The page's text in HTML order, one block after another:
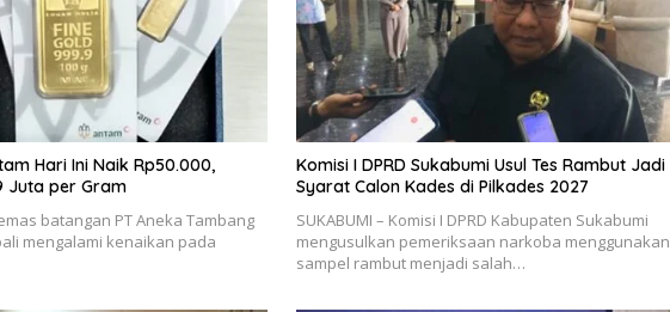
Hari Ini Naik Rp50.000,
Juta per Gram
emas batangan PT Aneka Tambang
mengalami kenaikan pada
Komisi I DPRD Sukabumi Usul Tes Rambut Jadi
Syarat Calon Kades di Pilkades 2027
SUKABUMI – Komisi I DPRD Kabupaten Sukabumi
mengusulkan pemeriksaan narkoba menggunakan
sampel rambut menjadi salah…